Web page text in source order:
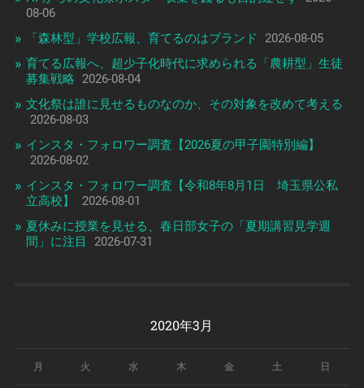
08-06
「森林型」学校広報、育てるのはブランド
2026-08-05
育てる広報へ、超少子化時代に求められる「農耕型」生徒
募集戦略
2026-08-04
文化祭は誰に見せるものなのか、その対象を改めて考える
2026-08-03
インスタ・フォロワー調査【2026夏の甲子園特別編】
2026-08-02
インスタ・フォロワー調査【令和8年8月1日 埼玉県公私
立高校】
2026-08-01
夏休みに授業を見せる、春日部女子の「夏期講習見学週
間」に注目
2026-07-31
2020年3月
月 火 水 木 金 土 日